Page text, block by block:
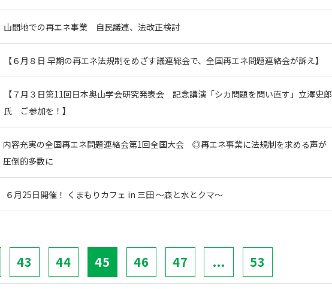
山間地での再エネ事業 自民議連、法改正検討
【６月８日 早期の再エネ法規制をめざす議連総会で、全国再エネ問題連絡会が訴え】
【７月３日第11回日本奥山学会研究発表会 記念講演「シカ問題を問い直す」立澤史郎
氏 ご参加を！】
内容充実の全国再エネ問題連絡会第1回全国大会 ◎再エネ事業に法規制を求める声が
圧倒的多数に
６月25日開催！ くまもりカフェ in 三田 ～森と水とクマ～
43 44 45 46 47 ... 53